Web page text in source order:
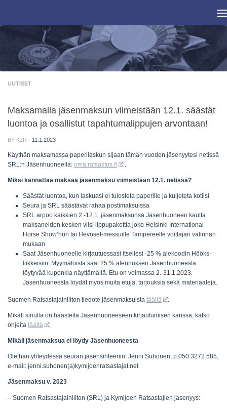
UUTISET
Maksamalla jäsenmaksun viimeistään 12.1. säästät
luontoa ja osallistut tapahtumalippujen arvontaan!
BY KJR · 11.1.2023
Käythän maksamassa paperilaskun sijaan tämän vuoden jäsenyytesi netissä
SRL:n Jäsenhuoneella: oma.ratsastus.fi .
Miksi kannattaa maksaa jäsenmaksu viimeistään 12.1. netissä?
Säästät luontoa, kun laskuasi ei tulosteta paperille ja kuljeteta kotiisi
Seura ja SRL säästävät rahaa postimaksuissa
SRL arpoo kaikkien 2.-12.1. jäsenmaksunsa Jäsenhuoneen kautta
maksaneiden kesken viisi lippupakettia joko Helsinki International
Horse Show’hun tai Hevoset-messuille Tampereelle voittajan valinnan
mukaan
Saat Jäsenhuoneelle kirjautuessasi itsellesi -25 % alekoodin Hööks-
liikkeisiin. Myymälöistä saat 25 % alennuksen Jäsenhuoneesta
löytyvää kuponkia näyttämällä. Etu on voimassa 2.-31.1.2023.
Jäsenhuoneesta löydät myös muita etuja, tarjouksia sekä materiaaleja.
Suomen Ratsastajainliiton tiedote jäsenmaksuista täällä .
Mikäli sinulla on haasteita Jäsenhuoneeseen kirjautumisen kanssa, katso
ohjeita täältä .
Mikäli jäsenmaksua ei löydy Jäsenhuoneesta
Olethan yhteydessä seuran jäsensihteeriin: Jenni Suhonen, p.050 3272 585,
e-mail: jenni.suhonen(a)kymijoenratsastajat.net
Jäsenmaksu v. 2023
– Suomen Ratsastajainliiton (SRL) ja Kymijoen Ratsastajien jäsenyys: